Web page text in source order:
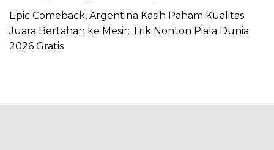
Epic Comeback, Argentina Kasih Paham Kualitas
Juara Bertahan ke Mesir: Trik Nonton Piala Dunia
2026 Gratis